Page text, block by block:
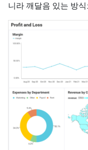
니라 깨달음 있는 방